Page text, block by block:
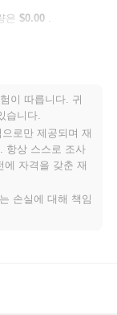
은 $0.00 .
시장과 비교하
. 이는 더 넓은 시장
이 따릅니다. 귀
습니다.
로만 제공되며 재
항상 스스로 조사
에 자격을 갖춘 재
손실에 대해 책임